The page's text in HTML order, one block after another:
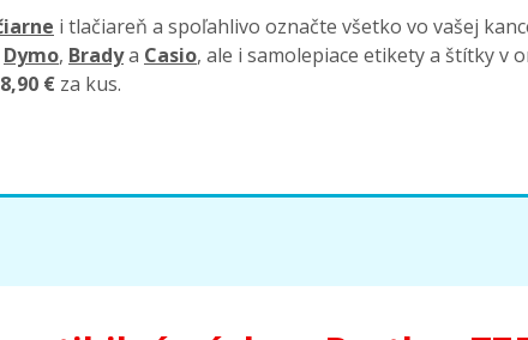
i tlačiareň a spoľahlivo označte všetko vo vašej
Dymo, Bradya Casio, ale i samolepiace etikety a štítky v
8,90 € za kus.